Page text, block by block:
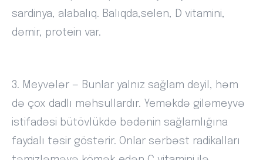
sardinya, alabalıq. Balıqda,selen, D vitamini,
dəmir, protein var.
3. Meyvələr — Bunlar yalnız sağlam deyil, həm
də çox dadlı məhsullardır. Yeməkdə giləmeyvə
istifadəsi bütövlükdə bədənin sağlamlığına
faydalı təsir göstərir. Onlar sərbəst radikalları